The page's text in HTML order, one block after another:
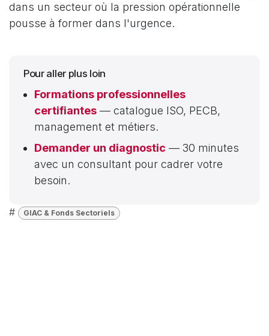
dans un secteur où la pression opérationnelle
pousse à former dans l'urgence.
Pour aller plus loin
Formations professionnelles
certifiantes — catalogue ISO, PECB,
management et métiers.
Demander un diagnostic — 30 minutes
avec un consultant pour cadrer votre
besoin.
# GIAC & Fonds Sectoriels